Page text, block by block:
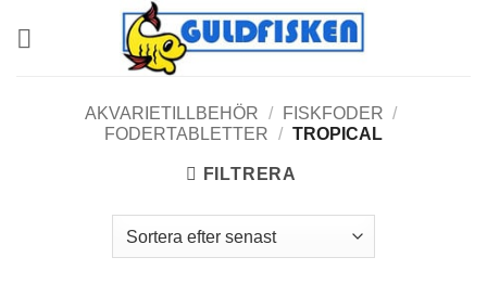
AKVARIETILLBEHÖR / FISKFODER /
FODERTABLETTER / TROPICAL
FILTRERA